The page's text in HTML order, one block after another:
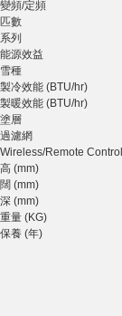
變頻/定頻
匹數
系列
能源效益
雪種
製冷效能 (BTU/hr)
製暖效能 (BTU/hr)
塗層
過濾網
Wireless/Remote Control
高 (mm)
闊 (mm)
深 (mm)
重量 (KG)
保養 (年)